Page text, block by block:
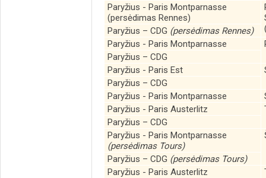
Paryžius - Paris Montparnasse
(persėdimas Rennes)
Paryžius – CDG (persėdimas Rennes)
Paryžius - Paris Montparnasse
Paryžius – CDG
Paryžius - Paris Est
Paryžius – CDG
Paryžius - Paris Montparnasse
Paryžius - Paris Austerlitz
Paryžius – CDG
Paryžius - Paris Montparnasse
(persėdimas Tours)
Paryžius – CDG (persėdimas Tours)
Paryžius - Paris Austerlitz